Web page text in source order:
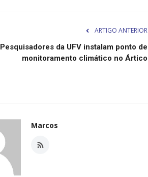
ARTIGO ANTERIOR
Pesquisadores da UFV instalam ponto de
monitoramento climático no Ártico
Marcos